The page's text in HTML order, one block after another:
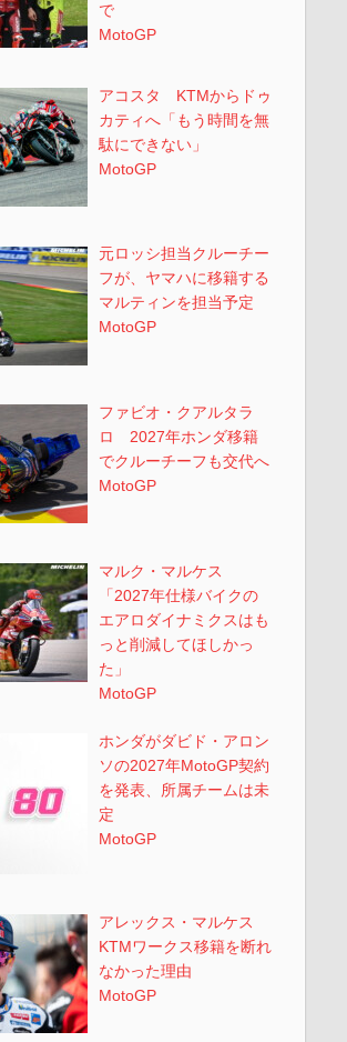
で
MotoGP
アコスタ KTMからドゥ
カティへ「もう時間を無
駄にできない」
MotoGP
元ロッシ担当クルーチー
フが、ヤマハに移籍する
マルティンを担当予定
MotoGP
ファビオ・クアルタラ
ロ 2027年ホンダ移籍
でクルーチーフも交代へ
MotoGP
マルク・マルケス
「2027年仕様バイクの
エアロダイナミクスはも
っと削減してほしかっ
た」
MotoGP
ホンダがダビド・アロン
ソの2027年MotoGP契約
を発表、所属チームは未
定
MotoGP
アレックス・マルケス
KTMワークス移籍を断れ
なかった理由
MotoGP